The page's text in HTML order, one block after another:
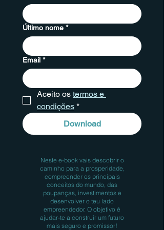
Último nome *
Email *
Aceito os termos e
condições *
Download
Neste e-book vais descobrir o
caminho para a prosperidade,
compreender os principais
conceitos do mundo, das
poupanças, investimentos e
desenvolver o teu lado
empreendedor. O objetivo é
ajudar-te a construir um futuro
mais seguro e promissor!